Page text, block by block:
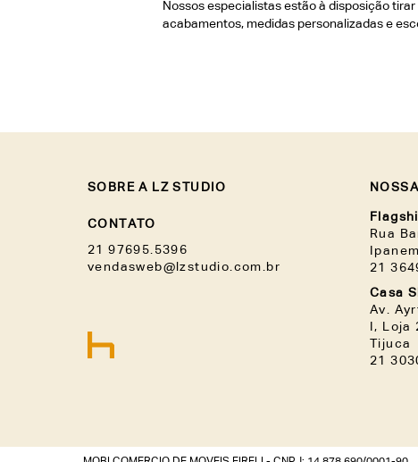
Nossos especialistas estão à disposição
acabamentos, medidas personalizadas e
SOBRE A LZ STUDIO
CONTATO
21 97695.5396
vendasweb@lzstudio.com.br
Rua
21
Casa
Av.
I, Loja
Tijuca
21